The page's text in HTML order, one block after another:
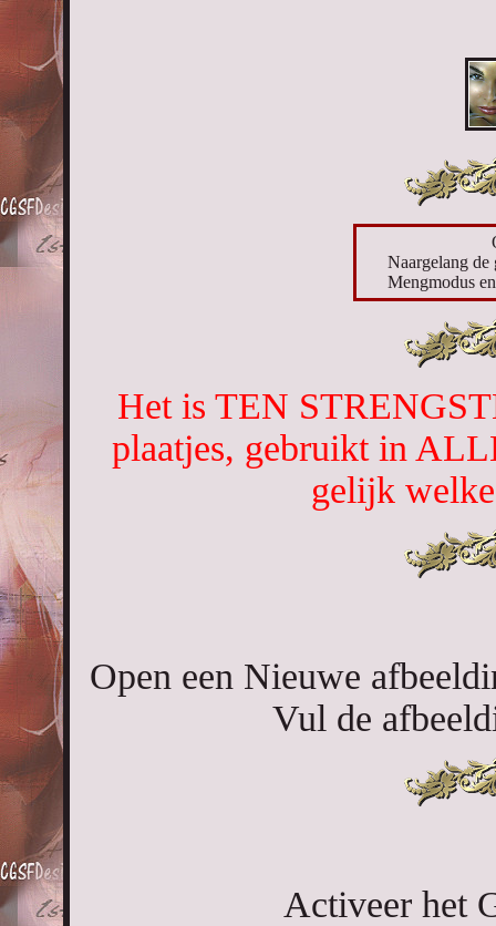
Naargelang de
Mengmodus
Het is TEN
plaatjes, gebruikt in
gelijk
Open een Nieuwe
Vul de
Activeer het